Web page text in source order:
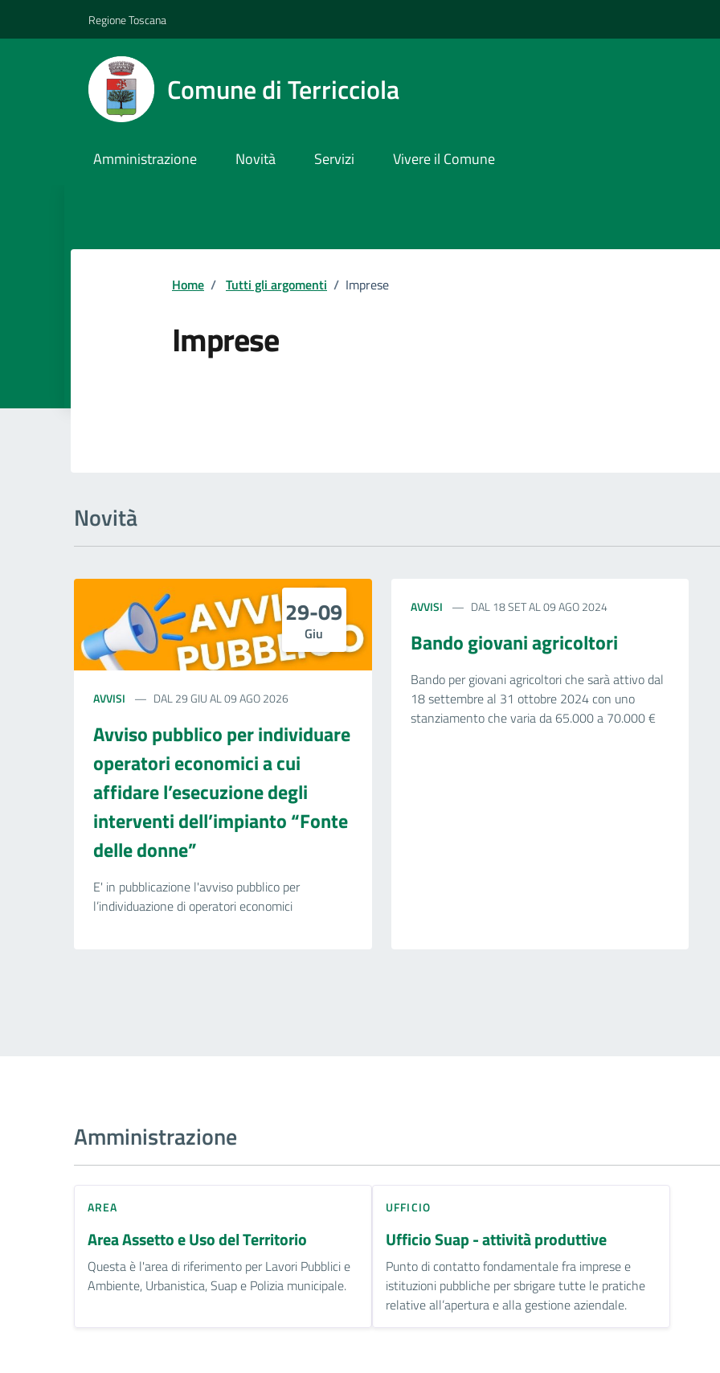
Regione Toscana
Comune di Terricciola
Amministrazione Novità Servizi Vivere il Comune
Home / Tutti gli argomenti / Imprese
Imprese
Novità
29-09
Giu
AVVISI DAL 29 GIU AL 09 AGO 2026
Avviso pubblico per individuare
operatori economici a cui
affidare l’esecuzione degli
interventi dell’impianto “Fonte
delle donne”
E' in pubblicazione l'avviso pubblico per
l’individuazione di operatori economici
AVVISI DAL 18 SET AL 09 AGO 2024
Bando giovani agricoltori
Bando per giovani agricoltori che sarà attivo dal
18 settembre al 31 ottobre 2024 con uno
stanziamento che varia da 65.000 a 70.000 €
Amministrazione
AREA
Area Assetto e Uso del Territorio
Questa è l'area di riferimento per Lavori Pubblici e
Ambiente, Urbanistica, Suap e Polizia municipale.
UFFICIO
Ufficio Suap - attività produttive
Punto di contatto fondamentale fra imprese e
istituzioni pubbliche per sbrigare tutte le pratiche
relative all’apertura e alla gestione aziendale.